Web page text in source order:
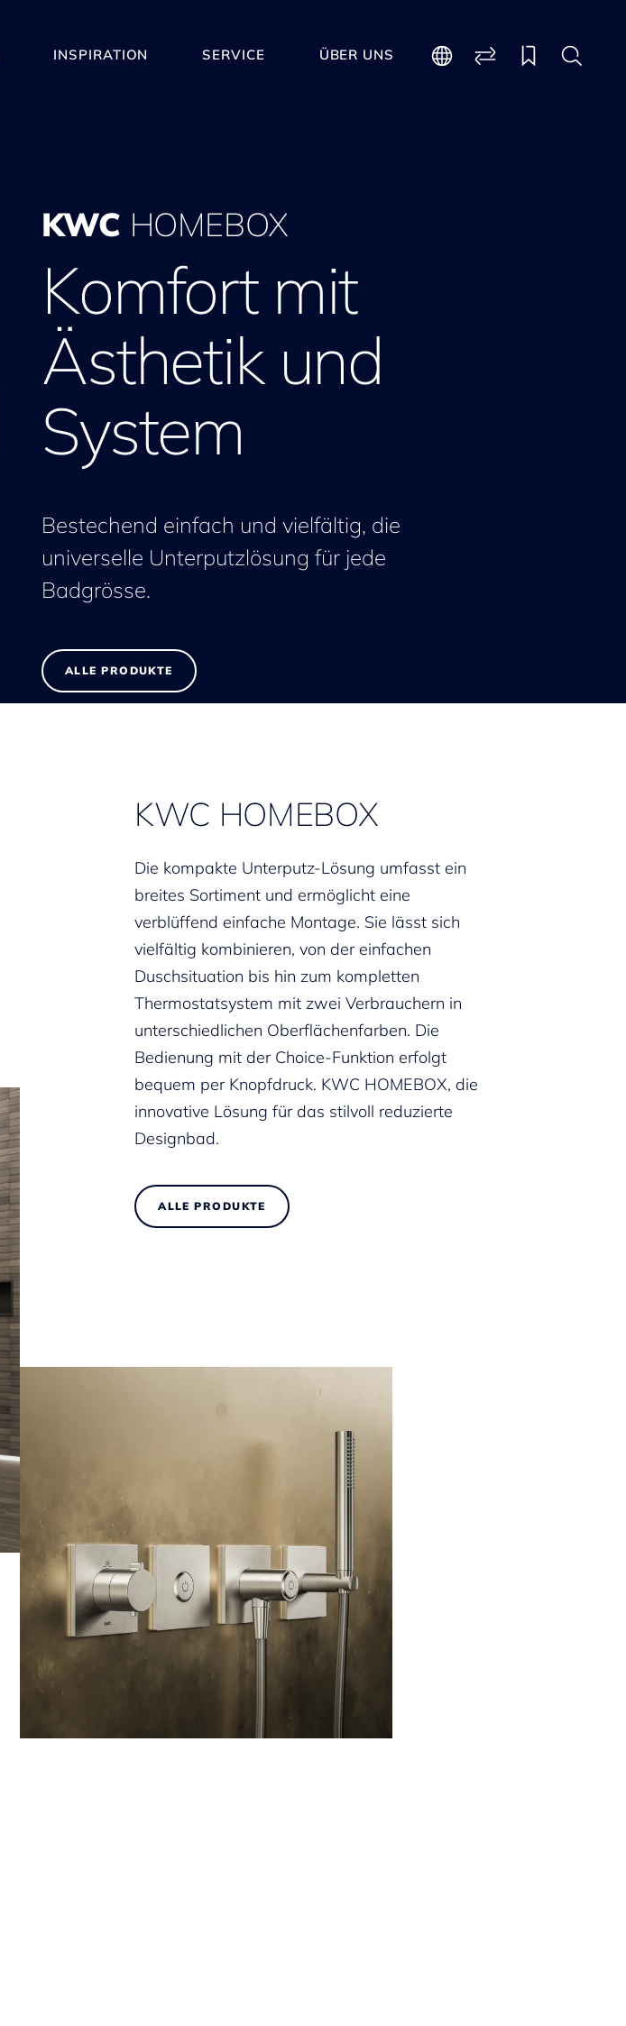
INSPIRATION SERVICE ÜBER UNS
KWC HOMEBOX
Komfort mit
Ästhetik und
System
Bestechend einfach und vielfältig, die
universelle Unterputzlösung für jede
Badgrösse.
ALLE PRODUKTE
KWC HOMEBOX
Die kompakte Unterputz-Lösung umfasst ein
breites Sortiment und ermöglicht eine
verblüffend einfache Montage. Sie lässt sich
vielfältig kombinieren, von der einfachen
Duschsituation bis hin zum kompletten
Thermostatsystem mit zwei Verbrauchern in
unterschiedlichen Oberflächenfarben. Die
Bedienung mit der Choice-Funktion erfolgt
bequem per Knopfdruck. KWC HOMEBOX, die
innovative Lösung für das stilvoll reduzierte
Designbad.
ALLE PRODUKTE